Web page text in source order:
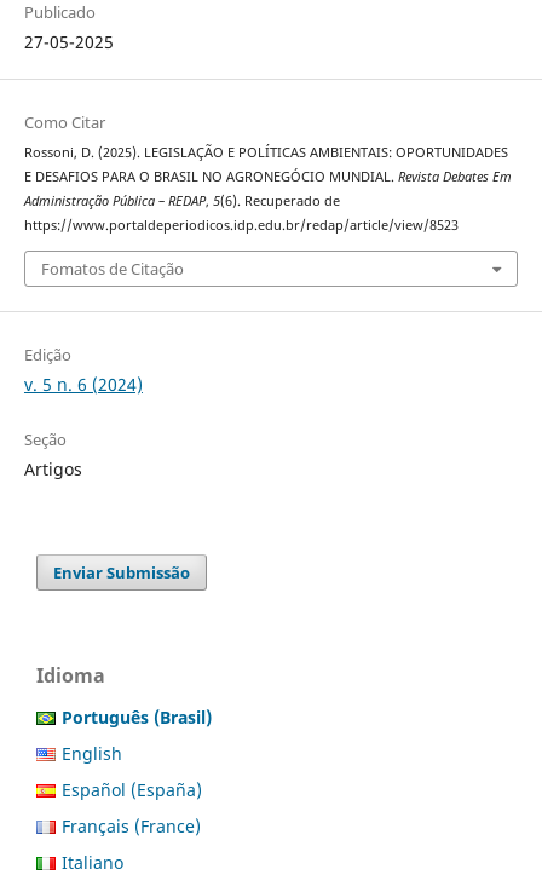
Publicado
27-05-2025
Como Citar
Rossoni, D. (2025). LEGISLAÇÃO E POLÍTICAS AMBIENTAIS: OPORTUNIDADES
E DESAFIOS PARA O BRASIL NO AGRONEGÓCIO MUNDIAL. Revista Debates Em
Administração Pública – REDAP, 5(6). Recuperado de
https://www.portaldeperiodicos.idp.edu.br/redap/article/view/8523
Fomatos de Citação
Edição
v. 5 n. 6 (2024)
Seção
Artigos
Enviar Submissão
Idioma
Português (Brasil)
English
Español (España)
Français (France)
Italiano